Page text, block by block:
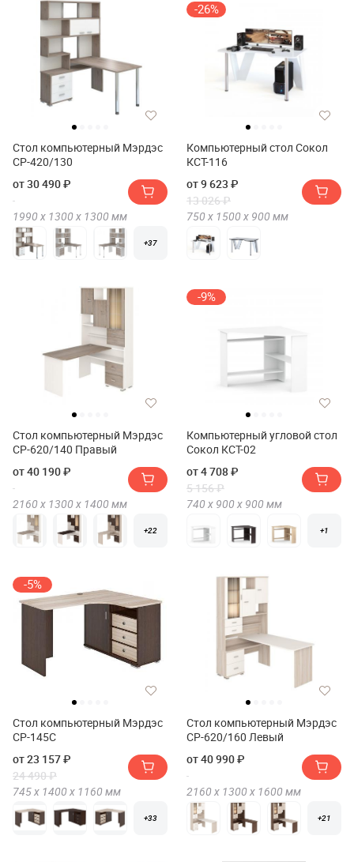
Стол компьютерный Мэрдэс
СР-420/130
от 30 490 ₽
1990 х 1300 х 1300 мм
+37
-26%
Компьютерный стол Сокол
КСТ-116
от 9 623 ₽
13 026 ₽
750 х 1500 х 900 мм
Стол компьютерный Мэрдэс
СР-620/140 Правый
от 40 190 ₽
2160 х 1300 х 1400 мм
+22
-9%
Компьютерный угловой стол
Сокол КСТ-02
от 4 708 ₽
5 156 ₽
740 х 900 х 900 мм
+1
-5%
Стол компьютерный Мэрдэс
СР-145С
от 23 157 ₽
24 490 ₽
745 х 1400 х 1160 мм
+33
Стол компьютерный Мэрдэс
СР-620/160 Левый
от 40 990 ₽
2160 х 1300 х 1600 мм
+21